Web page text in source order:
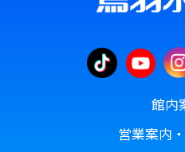
館内
営業案内